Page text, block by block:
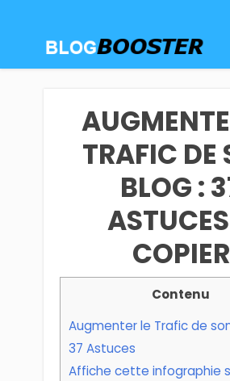
TRAFIC DE
BLOG :
COPIER
Contenu
Augmenter le Trafic de
37 Astuces
Affiche cette infographie